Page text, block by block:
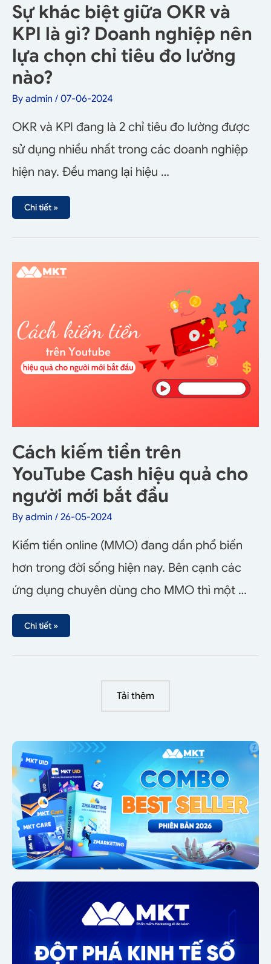
Sự khác biệt giữa OKR và
KPI là gì? Doanh nghiệp nên
lựa chọn chỉ tiêu đo lường
nào?
By admin / 07-06-2024
OKR và KPI đang là 2 chỉ tiêu đo lường được
sử dụng nhiều nhất trong các doanh nghiệp
hiện nay. Đều mang lại hiệu …
Chi tiết »
Cách kiếm tiền trên
YouTube Cash hiệu quả cho
người mới bắt đầu
By admin / 26-05-2024
Kiếm tiền online (MMO) đang dần phổ biến
hơn trong đời sống hiện nay. Bên cạnh các
ứng dụng chuyên dùng cho MMO thì một …
Chi tiết »
Tải thêm